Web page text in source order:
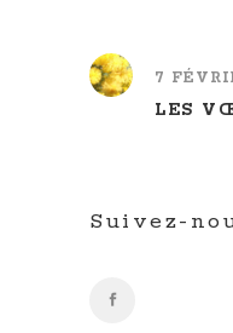
7
LES
Suivez-